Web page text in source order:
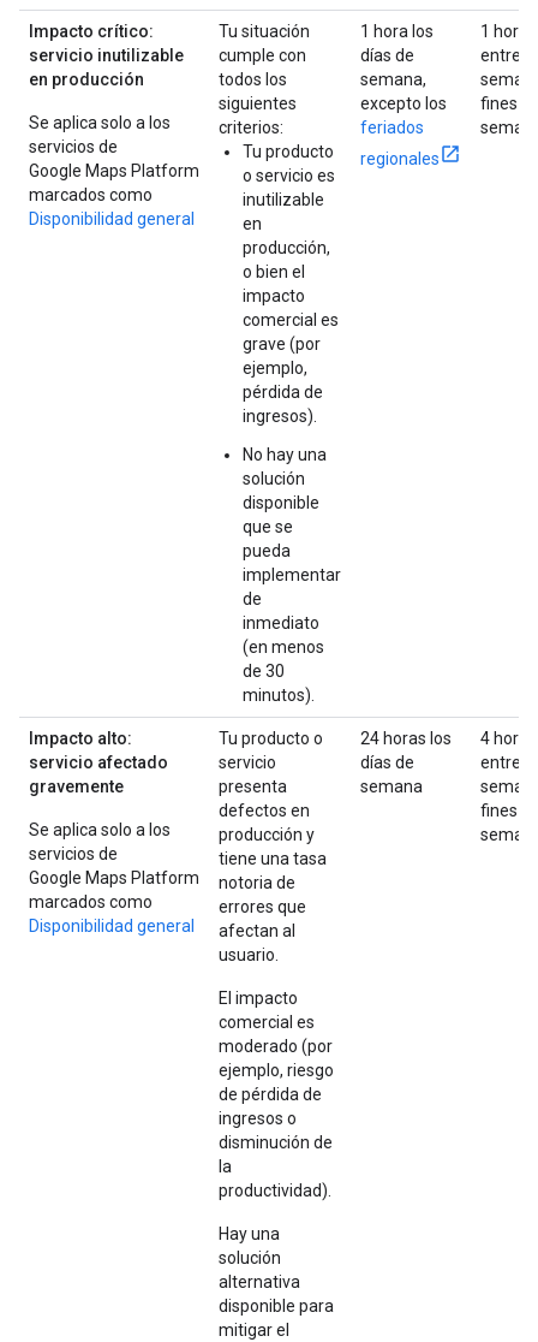
Impacto crítico:
servicio inutilizable
en producción
Se aplica solo a los
servicios de
Google Maps Platform
marcados como
Disponibilidad general
Tu situación
cumple con
todos los
siguientes
criterios:
Tu producto
o servicio es
inutilizable
en
producción,
o bien el
impacto
comercial es
grave (por
ejemplo,
pérdida de
ingresos).
No hay una
solución
disponible
que se
pueda
implementar
de
inmediato
(en menos
de 30
minutos).
1 hora los
días de
semana,
excepto los
feriados
regionales
1 hora
entre
fines
Impacto alto:
servicio afectado
gravemente
Se aplica solo a los
servicios de
Google Maps Platform
marcados como
Disponibilidad general
Tu producto o
servicio
presenta
defectos en
producción y
tiene una tasa
notoria de
errores que
afectan al
usuario.
El impacto
comercial es
moderado (por
ejemplo, riesgo
de pérdida de
ingresos o
disminución de
la
productividad).
Hay una
solución
alternativa
disponible para
mitigar el
24 horas los
días de
semana
4 horas
entre
fines